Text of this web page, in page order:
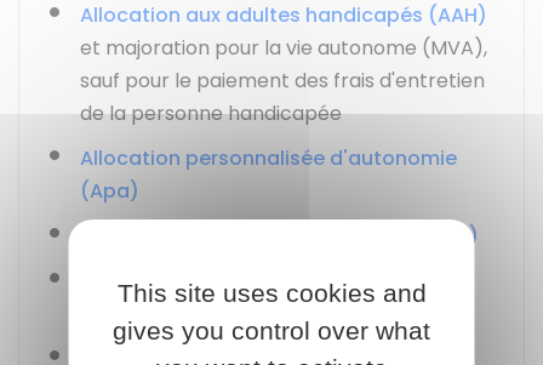
Allocation aux adultes handicapés (AAH)
et majoration pour la vie autonome (MVA),
sauf pour le paiement des frais d'entretien
de la personne handicapée
Allocation personnalisée d'autonomie
(Apa)
Allocation de solidarité spécifique (ASS)
Indemnités en capital ou rentes pour
Indemnités de départ consécutif à la
This site uses cookies and
gives you control over what